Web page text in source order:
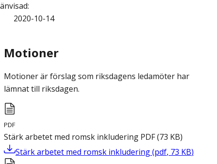
:
2020-10-14
Motioner
Motioner är förslag som riksdagens ledamöter har
lämnat till riksdagen.
PDF
Stärk arbetet med romsk inkludering PDF(73 KB)
Stärk arbetet med romsk inkludering(pdf, 73 KB)